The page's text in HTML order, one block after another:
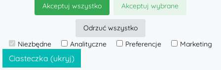
Ciasteczka (ukryj)
Akceptuj wszystko Akceptuj wybrane
Odrzuć wszystko
Niezbędne
Analityczne Preferencje Marketing